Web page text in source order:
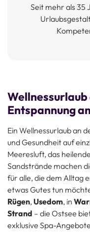
Seit mehr als 35
Wellnessurlaub
Entspannung
Ein Wellnessurlaub an
und Gesundheit auf
Meeresluft, das
Sandstrände machen
für alle, die dem Alltag
etwas Gutes tun
Rügen, Usedom, in
Strand – die Ostsee
exklusive Spa-